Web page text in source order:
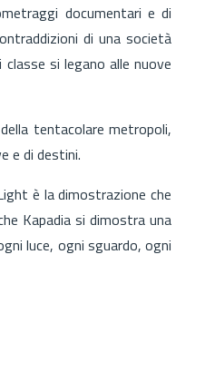
documentari e di
di una società
si legano alle nuove
tentacolare metropoli,
e di destini.
è la dimostrazione che
Kapadia si dimostra una
luce, ogni sguardo, ogni